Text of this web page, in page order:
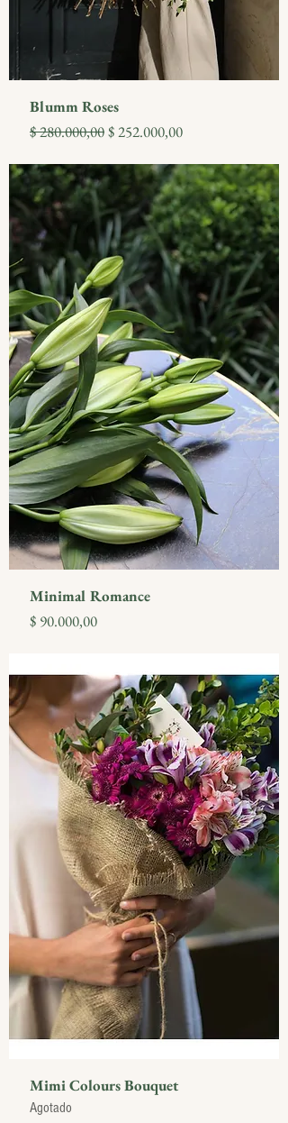
Blumm Roses
Precio
$ 280.000,00Precio de oferta
$ 252.000,00
Minimal Romance
Precio
$ 90.000,00
Mimi Colours Bouquet
Agotado